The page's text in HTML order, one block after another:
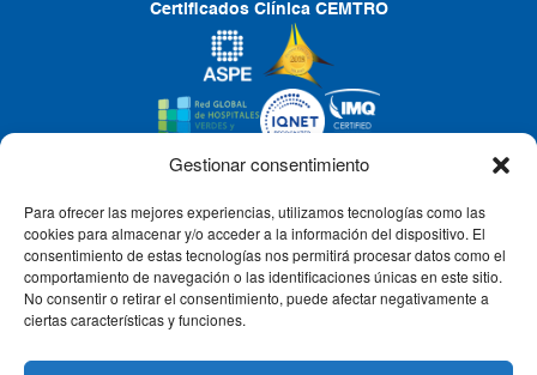
Gestionar consentimiento
Para ofrecer las mejores experiencias, utilizamos tecnologías como las
cookies para almacenar y/o acceder a la información del dispositivo. El
consentimiento de estas tecnologías nos permitirá procesar datos como el
comportamiento de navegación o las identificaciones únicas en este sitio.
No consentir o retirar el consentimiento, puede afectar negativamente a
ciertas características y funciones.
Certificados Clínica CEMTRO
CLÍNICA CEMTRO
QUIÉNES SOMOS